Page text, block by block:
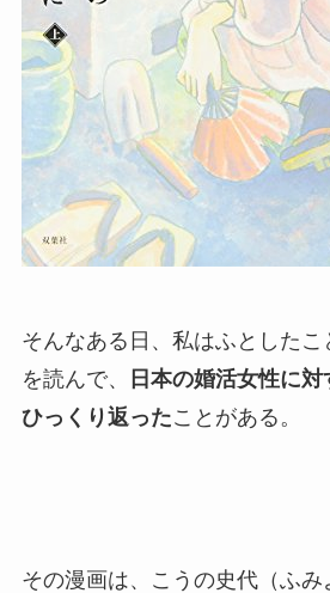
そんなある日、私はふとした
を読んで、
日本の婚活女性に
ひっくり返ったことがある。
その漫画は、こうの史代（ふみ